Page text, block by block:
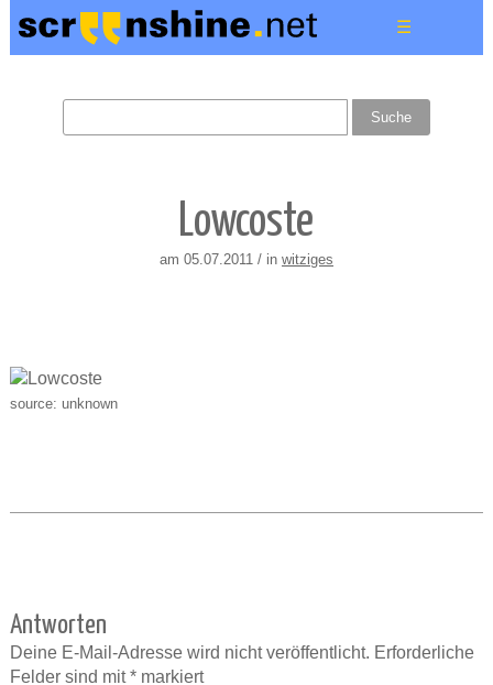
☰
Lowcoste
am 05.07.2011 / in witziges
source: unknown
Antworten
Deine E-Mail-Adresse wird nicht veröffentlicht. Erforderliche
Felder sind mit*markiert